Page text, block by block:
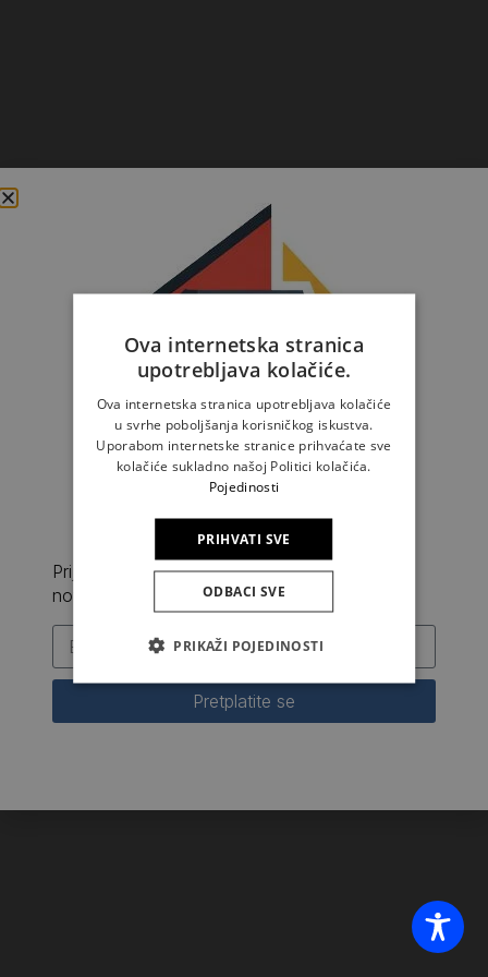
Prijavite se na naš newsletter i prvi saznajte
novosti iz Kršćanske sadašnjosti
Pretplatite se
Ova internetska stranica
upotrebljava kolačiće.
Ova internetska stranica upotrebljava kolačiće
u svrhe poboljšanja korisničkog iskustva.
Uporabom internetske stranice prihvaćate sve
kolačiće sukladno našoj Politici kolačića.
Pojedinosti
PRIHVATI SVE
ODBACI SVE
PRIKAŽI POJEDINOSTI